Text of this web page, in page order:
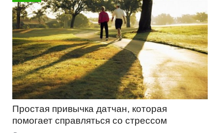
Простая привычка датчан, которая
помогает справляться со стрессом